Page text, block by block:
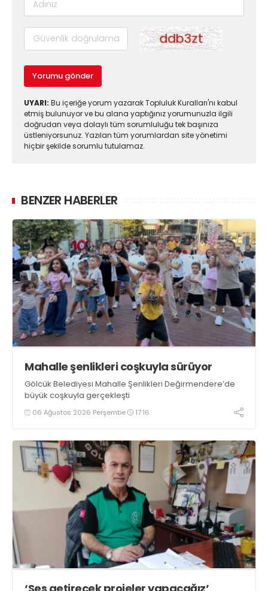
Yorumu gönder
UYARI: Bu içeriğe yorum yazarak Topluluk Kuralları'nı kabul
etmiş bulunuyor ve bu alana yaptığınız yorumunuzla ilgili
doğrudan veya dolaylı tüm sorumluluğu tek başınıza
üstleniyorsunuz. Yazılan tüm yorumlardan site yönetimi
hiçbir şekilde sorumlu tutulamaz.
BENZER HABERLER
Mahalle şenlikleri coşkuyla sürüyor
Gölcük Belediyesi Mahalle Şenlikleri Değirmendere’de
büyük coşkuyla gerçekleşti
06 Ağustos 2026 Perşembe 17:16